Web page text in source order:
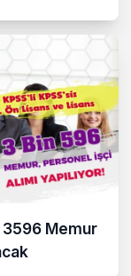
3596 Memur